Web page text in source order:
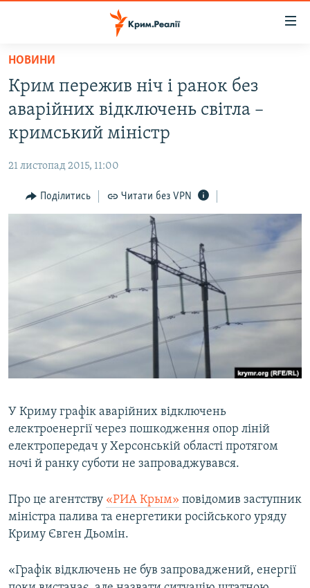
Перейти
основного
матеріалу
Перейти
до
основної
Перейти
до
ВОДА.КРИМ
ВІДЕО ТА ФОТО
БЛОГИ
ПОГЛЯД
ВІДЕОУРОКИ «ELIFBE»
СВІДЧЕННЯ ОКУПАЦІЇ
УКРАЇНСЬКА ПРОБЛЕМА КРИМУ
ЯК ОБІЙТИ БЛОКУВАННЯ
Русский
Qırımtatar
Усі сайти RFE/RL
НОВИНИ
Крим пережив ніч і ранок без
аварійних відключень світла –
кримський міністр
21 листопад 2015, 11:00
Поділитись Читати без VPN
У Криму графік аварійних відключень
електроенергії через пошкодження опор ліній
електропередач у Херсонській області протягом
ночі й ранку суботи не запроваджувався.
Про це агентству «РИА Крым» повідомив заступник
міністра палива та енергетики російського уряду
Криму Євген Дьомін.
«Графік відключень не був запроваджений, енергії